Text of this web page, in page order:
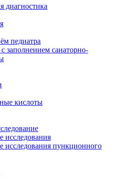
диагностика
педиатра
заполнением санаторно-
кислоты
исследования
исследования пункционного